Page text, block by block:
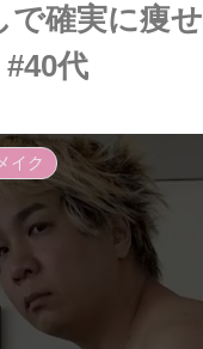
で確実に痩
代
イク